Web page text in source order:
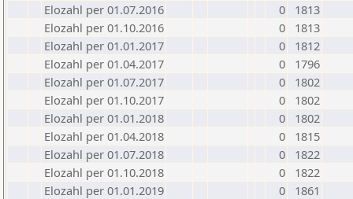
Elozahl per 01.07.2016
0
1813
Elozahl per 01.10.2016
0
1813
Elozahl per 01.01.2017
0
1812
Elozahl per 01.04.2017
0
1796
Elozahl per 01.07.2017
0
1802
Elozahl per 01.10.2017
0
1802
Elozahl per 01.01.2018
0
1802
Elozahl per 01.04.2018
0
1815
Elozahl per 01.07.2018
0
1822
Elozahl per 01.10.2018
0
1822
Elozahl per 01.01.2019
0
1861